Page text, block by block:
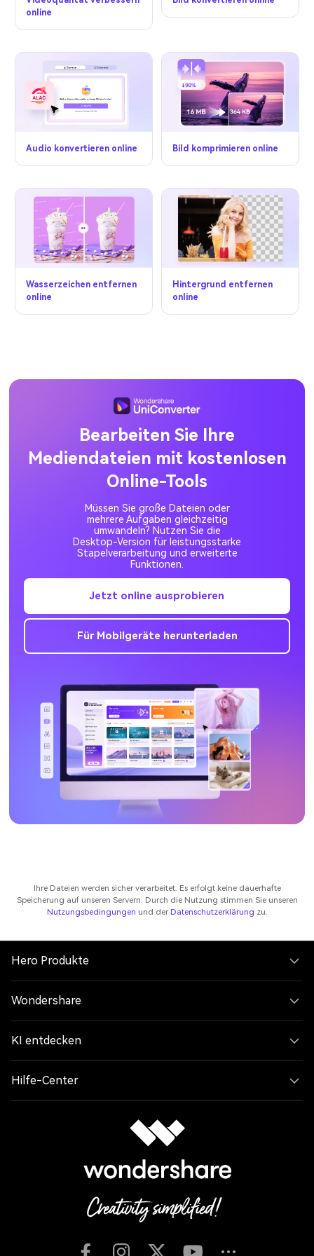
online
Audio konvertieren online Bild komprimieren online
Wasserzeichen entfernen
online
Hintergrund entfernen
online
Bearbeiten Sie Ihre
Mediendateien mit kostenlosen
Online-Tools
Müssen Sie große Dateien oder
mehrere Aufgaben gleichzeitig
umwandeln? Nutzen Sie die
Desktop-Version für leistungsstarke
Stapelverarbeitung und erweiterte
Funktionen.
Jetzt online ausprobieren
Für Mobilgeräte herunterladen
Ihre Dateien werden sicher verarbeitet. Es erfolgt keine dauerhafte
Speicherung auf unseren Servern. Durch die Nutzung stimmen Sie unseren
Nutzungsbedingungen und der Datenschutzerklärung zu.
Hero Produkte
Wondershare
KI entdecken
Hilfe-Center